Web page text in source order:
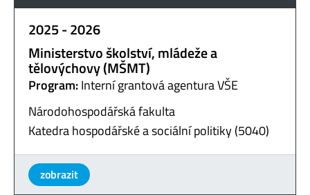
2025 - 2026
Ministerstvo školství, mládeže a
tělovýchovy (MŠMT)
Program:Interní grantová agentura VŠE
Národohospodářská fakulta
Katedra hospodářské a sociální politiky (5040)
zobrazit